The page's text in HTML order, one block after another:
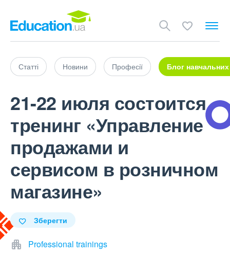
Статті Новини Професії Блог навчальних
21-22 июля состоится
тренинг «Управление
продажами и
сервисом в розничном
магазине»
Зберегти
Professional trainings